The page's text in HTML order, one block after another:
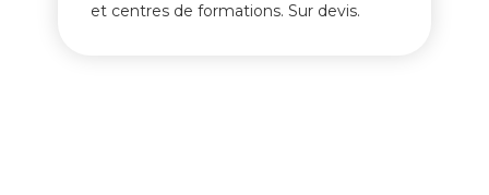
et centres de formations. Sur devis.